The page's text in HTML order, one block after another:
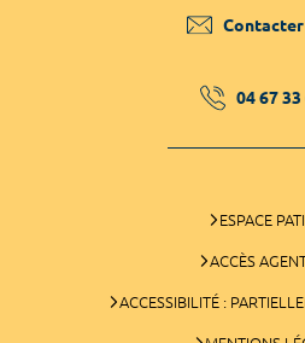
Contacter
04 67 33
ESPACE
ACCÈS
ACCESSIBILITÉ :